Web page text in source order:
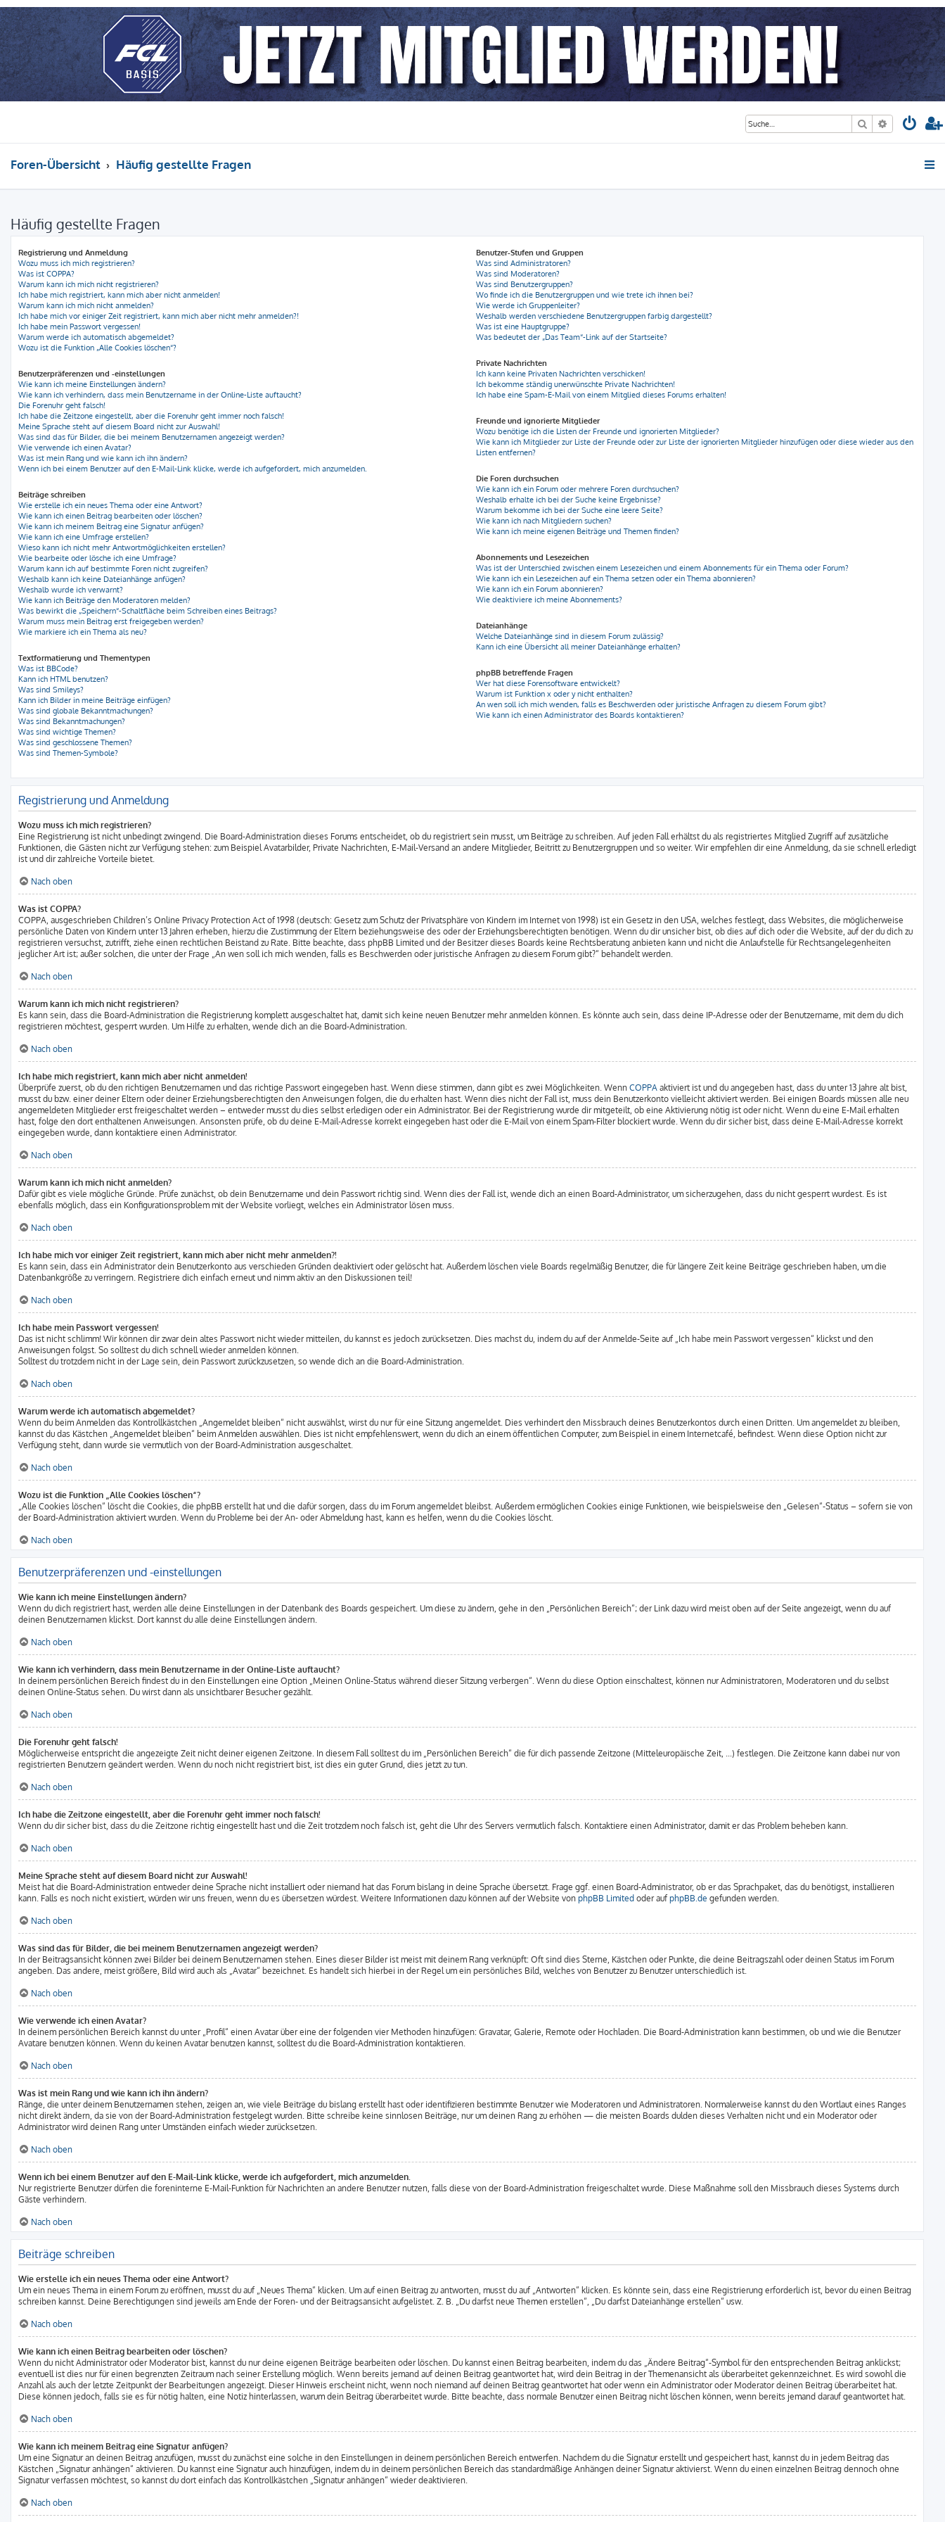
Suche Erweiterte
Foren-Übersicht Häufig gestellte Fragen
Häufig gestellte Fragen
Registrierung und Anmeldung
Wozu muss ich mich registrieren?
Was ist COPPA?
Warum kann ich mich nicht registrieren?
Ich habe mich registriert, kann mich aber nicht anmelden!
Warum kann ich mich nicht anmelden?
Ich habe mich vor einiger Zeit registriert, kann mich aber nicht mehr anmelden?!
Ich habe mein Passwort vergessen!
Warum werde ich automatisch abgemeldet?
Wozu ist die Funktion „Alle Cookies löschen“?
Benutzerpräferenzen und -einstellungen
Wie kann ich meine Einstellungen ändern?
Wie kann ich verhindern, dass mein Benutzername in der Online-Liste auftaucht?
Die Forenuhr geht falsch!
Ich habe die Zeitzone eingestellt, aber die Forenuhr geht immer noch falsch!
Meine Sprache steht auf diesem Board nicht zur Auswahl!
Was sind das für Bilder, die bei meinem Benutzernamen angezeigt werden?
Wie verwende ich einen Avatar?
Was ist mein Rang und wie kann ich ihn ändern?
Wenn ich bei einem Benutzer auf den E-Mail-Link klicke, werde ich aufgefordert, mich anzumelden.
Beiträge schreiben
Wie erstelle ich ein neues Thema oder eine Antwort?
Wie kann ich einen Beitrag bearbeiten oder löschen?
Wie kann ich meinem Beitrag eine Signatur anfügen?
Wie kann ich eine Umfrage erstellen?
Wieso kann ich nicht mehr Antwortmöglichkeiten erstellen?
Wie bearbeite oder lösche ich eine Umfrage?
Warum kann ich auf bestimmte Foren nicht zugreifen?
Weshalb kann ich keine Dateianhänge anfügen?
Weshalb wurde ich verwarnt?
Wie kann ich Beiträge den Moderatoren melden?
Was bewirkt die „Speichern“-Schaltfläche beim Schreiben eines Beitrags?
Warum muss mein Beitrag erst freigegeben werden?
Wie markiere ich ein Thema als neu?
Textformatierung und Thementypen
Was ist BBCode?
Kann ich HTML benutzen?
Was sind Smileys?
Kann ich Bilder in meine Beiträge einfügen?
Was sind globale Bekanntmachungen?
Was sind Bekanntmachungen?
Was sind wichtige Themen?
Was sind geschlossene Themen?
Was sind Themen-Symbole?
Benutzer-Stufen und Gruppen
Was sind Administratoren?
Was sind Moderatoren?
Was sind Benutzergruppen?
Wo finde ich die Benutzergruppen und wie trete ich ihnen bei?
Wie werde ich Gruppenleiter?
Weshalb werden verschiedene Benutzergruppen farbig dargestellt?
Was ist eine Hauptgruppe?
Was bedeutet der „Das Team“-Link auf der Startseite?
Private Nachrichten
Ich kann keine Privaten Nachrichten verschicken!
Ich bekomme ständig unerwünschte Private Nachrichten!
Ich habe eine Spam-E-Mail von einem Mitglied dieses Forums erhalten!
Freunde und ignorierte Mitglieder
Wozu benötige ich die Listen der Freunde und ignorierten Mitglieder?
Wie kann ich Mitglieder zur Liste der Freunde oder zur Liste der ignorierten Mitglieder hinzufügen oder diese wieder aus den
Listen entfernen?
Die Foren durchsuchen
Wie kann ich ein Forum oder mehrere Foren durchsuchen?
Weshalb erhalte ich bei der Suche keine Ergebnisse?
Warum bekomme ich bei der Suche eine leere Seite?
Wie kann ich nach Mitgliedern suchen?
Wie kann ich meine eigenen Beiträge und Themen finden?
Abonnements und Lesezeichen
Was ist der Unterschied zwischen einem Lesezeichen und einem Abonnements für ein Thema oder Forum?
Wie kann ich ein Lesezeichen auf ein Thema setzen oder ein Thema abonnieren?
Wie kann ich ein Forum abonnieren?
Wie deaktiviere ich meine Abonnements?
Dateianhänge
Welche Dateianhänge sind in diesem Forum zulässig?
Kann ich eine Übersicht all meiner Dateianhänge erhalten?
phpBB betreffende Fragen
Wer hat diese Forensoftware entwickelt?
Warum ist Funktion x oder y nicht enthalten?
An wen soll ich mich wenden, falls es Beschwerden oder juristische Anfragen zu diesem Forum gibt?
Wie kann ich einen Administrator des Boards kontaktieren?
Registrierung und Anmeldung
Wozu muss ich mich registrieren?
Eine Registrierung ist nicht unbedingt zwingend. Die Board-Administration dieses Forums entscheidet, ob du registriert sein musst, um Beiträge zu schreiben. Auf jeden Fall erhältst du als registriertes Mitglied Zugriff auf zusätzliche
Funktionen, die Gästen nicht zur Verfügung stehen: zum Beispiel Avatarbilder, Private Nachrichten, E-Mail-Versand an andere Mitglieder, Beitritt zu Benutzergruppen und so weiter. Wir empfehlen dir eine Anmeldung, da sie schnell erledigt
ist und dir zahlreiche Vorteile bietet.
Nach oben
Was ist COPPA?
COPPA, ausgeschrieben Children’s Online Privacy Protection Act of 1998 (deutsch: Gesetz zum Schutz der Privatsphäre von Kindern im Internet von 1998) ist ein Gesetz in den USA, welches festlegt, dass Websites, die möglicherweise
persönliche Daten von Kindern unter 13 Jahren erheben, hierzu die Zustimmung der Eltern beziehungsweise des oder der Erziehungsberechtigten benötigen. Wenn du dir unsicher bist, ob dies auf dich oder die Website, auf der du dich zu
registrieren versuchst, zutrifft, ziehe einen rechtlichen Beistand zu Rate. Bitte beachte, dass phpBB Limited und der Besitzer dieses Boards keine Rechtsberatung anbieten kann und nicht die Anlaufstelle für Rechtsangelegenheiten
jeglicher Art ist; außer solchen, die unter der Frage „An wen soll ich mich wenden, falls es Beschwerden oder juristische Anfragen zu diesem Forum gibt?“ behandelt werden.
Nach oben
Warum kann ich mich nicht registrieren?
Es kann sein, dass die Board-Administration die Registrierung komplett ausgeschaltet hat, damit sich keine neuen Benutzer mehr anmelden können. Es könnte auch sein, dass deine IP-Adresse oder der Benutzername, mit dem du dich
registrieren möchtest, gesperrt wurden. Um Hilfe zu erhalten, wende dich an die Board-Administration.
Nach oben
Ich habe mich registriert, kann mich aber nicht anmelden!
Überprüfe zuerst, ob du den richtigen Benutzernamen und das richtige Passwort eingegeben hast. Wenn diese stimmen, dann gibt es zwei Möglichkeiten. Wenn COPPA aktiviert ist und du angegeben hast, dass du unter 13 Jahre alt bist,
musst du bzw. einer deiner Eltern oder deiner Erziehungsberechtigten den Anweisungen folgen, die du erhalten hast. Wenn dies nicht der Fall ist, muss dein Benutzerkonto vielleicht aktiviert werden. Bei einigen Boards müssen alle neu
angemeldeten Mitglieder erst freigeschaltet werden – entweder musst du dies selbst erledigen oder ein Administrator. Bei der Registrierung wurde dir mitgeteilt, ob eine Aktivierung nötig ist oder nicht. Wenn du eine E-Mail erhalten
hast, folge den dort enthaltenen Anweisungen. Ansonsten prüfe, ob du deine E-Mail-Adresse korrekt eingegeben hast oder die E-Mail von einem Spam-Filter blockiert wurde. Wenn du dir sicher bist, dass deine E-Mail-Adresse korrekt
eingegeben wurde, dann kontaktiere einen Administrator.
Nach oben
Warum kann ich mich nicht anmelden?
Dafür gibt es viele mögliche Gründe. Prüfe zunächst, ob dein Benutzername und dein Passwort richtig sind. Wenn dies der Fall ist, wende dich an einen Board-Administrator, um sicherzugehen, dass du nicht gesperrt wurdest. Es ist
ebenfalls möglich, dass ein Konfigurationsproblem mit der Website vorliegt, welches ein Administrator lösen muss.
Nach oben
Ich habe mich vor einiger Zeit registriert, kann mich aber nicht mehr anmelden?!
Es kann sein, dass ein Administrator dein Benutzerkonto aus verschieden Gründen deaktiviert oder gelöscht hat. Außerdem löschen viele Boards regelmäßig Benutzer, die für längere Zeit keine Beiträge geschrieben haben, um die
Datenbankgröße zu verringern. Registriere dich einfach erneut und nimm aktiv an den Diskussionen teil!
Nach oben
Ich habe mein Passwort vergessen!
Das ist nicht schlimm! Wir können dir zwar dein altes Passwort nicht wieder mitteilen, du kannst es jedoch zurücksetzen. Dies machst du, indem du auf der Anmelde-Seite auf „Ich habe mein Passwort vergessen“ klickst und den
Anweisungen folgst. So solltest du dich schnell wieder anmelden können.
Solltest du trotzdem nicht in der Lage sein, dein Passwort zurückzusetzen, so wende dich an die Board-Administration.
Nach oben
Warum werde ich automatisch abgemeldet?
Wenn du beim Anmelden das Kontrollkästchen „Angemeldet bleiben“ nicht auswählst, wirst du nur für eine Sitzung angemeldet. Dies verhindert den Missbrauch deines Benutzerkontos durch einen Dritten. Um angemeldet zu bleiben,
kannst du das Kästchen „Angemeldet bleiben“ beim Anmelden auswählen. Dies ist nicht empfehlenswert, wenn du dich an einem öffentlichen Computer, zum Beispiel in einem Internetcafé, befindest. Wenn diese Option nicht zur
Verfügung steht, dann wurde sie vermutlich von der Board-Administration ausgeschaltet.
Nach oben
Wozu ist die Funktion „Alle Cookies löschen“?
„Alle Cookies löschen“ löscht die Cookies, die phpBB erstellt hat und die dafür sorgen, dass du im Forum angemeldet bleibst. Außerdem ermöglichen Cookies einige Funktionen, wie beispielsweise den „Gelesen“-Status – sofern sie von
der Board-Administration aktiviert wurden. Wenn du Probleme bei der An- oder Abmeldung hast, kann es helfen, wenn du die Cookies löscht.
Nach oben
Benutzerpräferenzen und -einstellungen
Wie kann ich meine Einstellungen ändern?
Wenn du dich registriert hast, werden alle deine Einstellungen in der Datenbank des Boards gespeichert. Um diese zu ändern, gehe in den „Persönlichen Bereich“; der Link dazu wird meist oben auf der Seite angezeigt, wenn du auf
deinen Benutzernamen klickst. Dort kannst du alle deine Einstellungen ändern.
Nach oben
Wie kann ich verhindern, dass mein Benutzername in der Online-Liste auftaucht?
In deinem persönlichen Bereich findest du in den Einstellungen eine Option „Meinen Online-Status während dieser Sitzung verbergen“. Wenn du diese Option einschaltest, können nur Administratoren, Moderatoren und du selbst
deinen Online-Status sehen. Du wirst dann als unsichtbarer Besucher gezählt.
Nach oben
Die Forenuhr geht falsch!
Möglicherweise entspricht die angezeigte Zeit nicht deiner eigenen Zeitzone. In diesem Fall solltest du im „Persönlichen Bereich“ die für dich passende Zeitzone (Mitteleuropäische Zeit, ...) festlegen. Die Zeitzone kann dabei nur von
registrierten Benutzern geändert werden. Wenn du noch nicht registriert bist, ist dies ein guter Grund, dies jetzt zu tun.
Nach oben
Ich habe die Zeitzone eingestellt, aber die Forenuhr geht immer noch falsch!
Wenn du dir sicher bist, dass du die Zeitzone richtig eingestellt hast und die Zeit trotzdem noch falsch ist, geht die Uhr des Servers vermutlich falsch. Kontaktiere einen Administrator, damit er das Problem beheben kann.
Nach oben
Meine Sprache steht auf diesem Board nicht zur Auswahl!
Meist hat die Board-Administration entweder deine Sprache nicht installiert oder niemand hat das Forum bislang in deine Sprache übersetzt. Frage ggf. einen Board-Administrator, ob er das Sprachpaket, das du benötigst, installieren
kann. Falls es noch nicht existiert, würden wir uns freuen, wenn du es übersetzen würdest. Weitere Informationen dazu können auf der Website von phpBB Limited oder auf phpBB.de gefunden werden.
Nach oben
Was sind das für Bilder, die bei meinem Benutzernamen angezeigt werden?
In der Beitragsansicht können zwei Bilder bei deinem Benutzernamen stehen. Eines dieser Bilder ist meist mit deinem Rang verknüpft: Oft sind dies Sterne, Kästchen oder Punkte, die deine Beitragszahl oder deinen Status im Forum
angeben. Das andere, meist größere, Bild wird auch als „Avatar“ bezeichnet. Es handelt sich hierbei in der Regel um ein persönliches Bild, welches von Benutzer zu Benutzer unterschiedlich ist.
Nach oben
Wie verwende ich einen Avatar?
In deinem persönlichen Bereich kannst du unter „Profil“ einen Avatar über eine der folgenden vier Methoden hinzufügen: Gravatar, Galerie, Remote oder Hochladen. Die Board-Administration kann bestimmen, ob und wie die Benutzer
Avatare benutzen können. Wenn du keinen Avatar benutzen kannst, solltest du die Board-Administration kontaktieren.
Nach oben
Was ist mein Rang und wie kann ich ihn ändern?
Ränge, die unter deinem Benutzernamen stehen, zeigen an, wie viele Beiträge du bislang erstellt hast oder identifizieren bestimmte Benutzer wie Moderatoren und Administratoren. Normalerweise kannst du den Wortlaut eines Ranges
nicht direkt ändern, da sie von der Board-Administration festgelegt wurden. Bitte schreibe keine sinnlosen Beiträge, nur um deinen Rang zu erhöhen — die meisten Boards dulden dieses Verhalten nicht und ein Moderator oder
Administrator wird deinen Rang unter Umständen einfach wieder zurücksetzen.
Nach oben
Wenn ich bei einem Benutzer auf den E-Mail-Link klicke, werde ich aufgefordert, mich anzumelden.
Nur registrierte Benutzer dürfen die foreninterne E-Mail-Funktion für Nachrichten an andere Benutzer nutzen, falls diese von der Board-Administration freigeschaltet wurde. Diese Maßnahme soll den Missbrauch dieses Systems durch
Gäste verhindern.
Nach oben
Beiträge schreiben
Wie erstelle ich ein neues Thema oder eine Antwort?
Um ein neues Thema in einem Forum zu eröffnen, musst du auf „Neues Thema“ klicken. Um auf einen Beitrag zu antworten, musst du auf „Antworten“ klicken. Es könnte sein, dass eine Registrierung erforderlich ist, bevor du einen Beitrag
schreiben kannst. Deine Berechtigungen sind jeweils am Ende der Foren- und der Beitragsansicht aufgelistet. Z. B. „Du darfst neue Themen erstellen“, „Du darfst Dateianhänge erstellen“ usw.
Nach oben
Wie kann ich einen Beitrag bearbeiten oder löschen?
Wenn du nicht Administrator oder Moderator bist, kannst du nur deine eigenen Beiträge bearbeiten oder löschen. Du kannst einen Beitrag bearbeiten, indem du das „Ändere Beitrag“-Symbol für den entsprechenden Beitrag anklickst;
eventuell ist dies nur für einen begrenzten Zeitraum nach seiner Erstellung möglich. Wenn bereits jemand auf deinen Beitrag geantwortet hat, wird dein Beitrag in der Themenansicht als überarbeitet gekennzeichnet. Es wird sowohl die
Anzahl als auch der letzte Zeitpunkt der Bearbeitungen angezeigt. Dieser Hinweis erscheint nicht, wenn noch niemand auf deinen Beitrag geantwortet hat oder wenn ein Administrator oder Moderator deinen Beitrag überarbeitet hat.
Diese können jedoch, falls sie es für nötig halten, eine Notiz hinterlassen, warum dein Beitrag überarbeitet wurde. Bitte beachte, dass normale Benutzer einen Beitrag nicht löschen können, wenn bereits jemand darauf geantwortet hat.
Nach oben
Wie kann ich meinem Beitrag eine Signatur anfügen?
Um eine Signatur an deinen Beitrag anzufügen, musst du zunächst eine solche in den Einstellungen in deinem persönlichen Bereich entwerfen. Nachdem du die Signatur erstellt und gespeichert hast, kannst du in jedem Beitrag das
Kästchen „Signatur anhängen“ aktivieren. Du kannst eine Signatur auch hinzufügen, indem du in deinem persönlichen Bereich das standardmäßige Anhängen deiner Signatur aktivierst. Wenn du einen einzelnen Beitrag dennoch ohne
Signatur verfassen möchtest, so kannst du dort einfach das Kontrollkästchen „Signatur anhängen“ wieder deaktivieren.
Nach oben